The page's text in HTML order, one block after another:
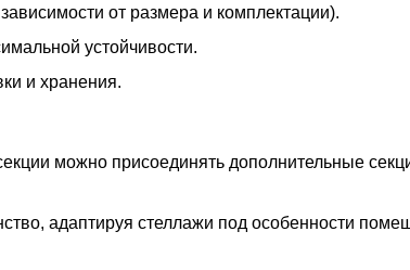
от размера и комплектации).
устойчивости.
и хранения.
можно присоединять дополнительные
адаптируя стеллажи под особенности